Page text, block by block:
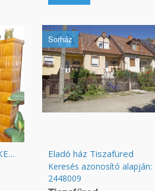
NAGYKANIZSÁN SORHÁZ KIS KERTTEL ELADÓ!
Sorház
Eladó ház Tiszafüred
Keresés azonosító alapján:
2448009